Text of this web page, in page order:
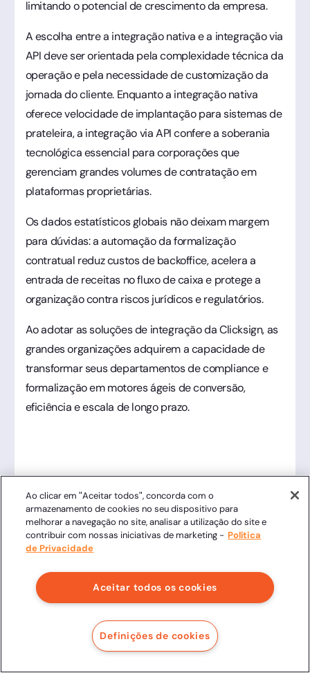
limitando o potencial de crescimento da empresa.
A escolha entre a integração nativa e a integração via
API deve ser orientada pela complexidade técnica da
operação e pela necessidade de customização da
jornada do cliente. Enquanto a integração nativa
oferece velocidade de implantação para sistemas de
prateleira, a integração via API confere a soberania
tecnológica essencial para corporações que
gerenciam grandes volumes de contratação em
plataformas proprietárias.
Os dados estatísticos globais não deixam margem
para dúvidas: a automação da formalização
contratual reduz custos de backoffice, acelera a
entrada de receitas no fluxo de caixa e protege a
organização contra riscos jurídicos e regulatórios.
Ao adotar as soluções de integração da Clicksign, as
grandes organizações adquirem a capacidade de
transformar seus departamentos de compliance e
formalização em motores ágeis de conversão,
eficiência e escala de longo prazo.
Perguntas frequentes
Qual é a principal diferença entre
Integração Nativa e Integração via
Ao clicar em "Aceitar todos", concorda com o
armazenamento de cookies no seu dispositivo para
melhorar a navegação no site, analisar a utilização do site e
contribuir com nossas iniciativas de marketing - Política
de Privacidade
Aceitar todos os cookies
Definições de cookies